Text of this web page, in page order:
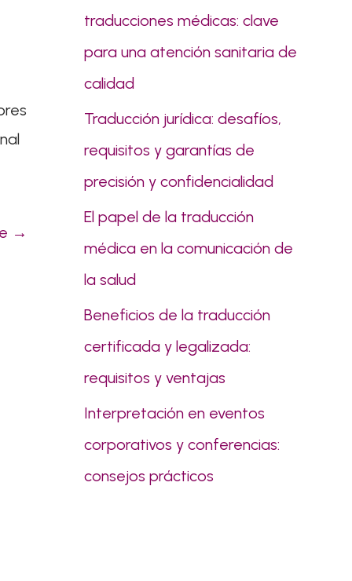
→
r
traducciones médicas: clave
para una atención sanitaria de
calidad
Traducción jurídica: desafíos,
requisitos y garantías de
precisión y confidencialidad
El papel de la traducción
médica en la comunicación de
la salud
Beneficios de la traducción
certificada y legalizada:
requisitos y ventajas
Interpretación en eventos
corporativos y conferencias:
consejos prácticos